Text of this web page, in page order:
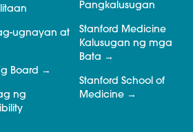
ugnayan at
Board
ng
Pangkalusugan
Stanford Medicine
Kalusugan ng mga
Bata
Stanford School of
Medicine